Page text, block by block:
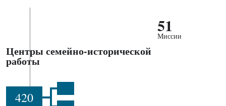
51
Миссии
Центры семейно-исторической
работы
420